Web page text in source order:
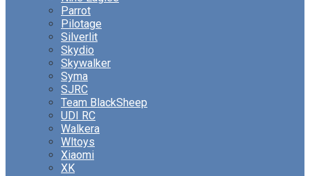
Parrot
Pilotage
Silverlit
Skydio
Skywalker
Syma
SJRC
Team BlackSheep
UDI RC
Walkera
Wltoys
Xiaomi
XK